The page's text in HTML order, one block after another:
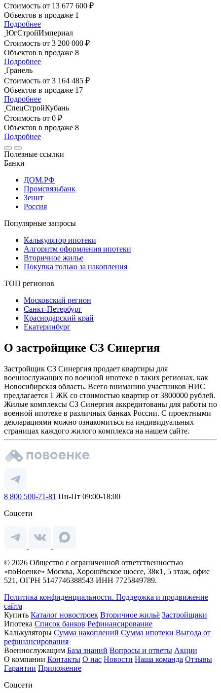
Стоимость от 13 677 600 ₽
Объектов в продаже 1
Подробнее
ЮгСтройИмпериал
Стоимость от 3 200 000 ₽
Объектов в продаже 8
Подробнее
Гранель
Стоимость от 3 164 485 ₽
Объектов в продаже 17
Подробнее
СпецСтройКубань
Стоимость от 0 ₽
Объектов в продаже 8
Подробнее
Полезные ссылки
Банки
ДОМ.РФ
Промсвязьбанк
Зенит
Россия
Популярные запросы
Калькулятор ипотеки
Алгоритм оформления ипотеки
Вторичное жилье
Покупка только за накопления
ТОП регионов
Московский регион
Санкт-Петербург
Краснодарский край
Екатеринбург
О застройщике СЗ Синергия
Застройщик СЗ Синергия продает квартиры для
военнослужащих по военной ипотеке в таких регионах, как
Новосибирская область. Всего вниманию участников НИС
предлагается 1 ЖК со стоимостью квартир от 3800000 рублей.
Жилые комплексы СЗ Синергия аккредитованы для работы по
военной ипотеке в различных банках России. С проектными
декларациями можно ознакомиться на индивидуальных
страницах каждого жилого комплекса на нашем сайте.
8 800 500-71-81 Пн-Пт 09:00-18:00
Соцсети
© 2026 Общество с ограниченной ответственностью
«поВоенке» Москва, Хорошёвское шоссе, 38к1, 5 этаж, офис
521, ОГРН 5147746388543 ИНН 7725849789.
Политика конфиденциальности. Поддержка и продвижение
сайта
Купить Каталог новостроек Вторичное жильё Застройщики
Ипотека Список банков Рефинансирование
Калькуляторы Сумма накоплений Сумма ипотеки Выгода от
рефинансирования
Военнослужащим База знаний Вопросы и ответы Акции
О компании Контакты О нас Новости Наша команда Отзывы
Гарантии Приложение
Соцсети